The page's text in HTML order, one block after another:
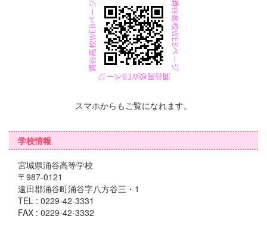
スマホからもご覧になれます。
学校情報
宮城県涌谷高等学校
〒987-0121
遠田郡涌谷町涌谷字八方谷三・1
TEL : 0229-42-3331
FAX : 0229-42-3332